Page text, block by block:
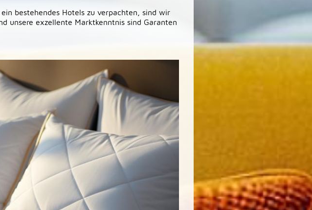
bestehendes Hotels zu verpachten, sind wir
unsere exzellente Marktkenntnis sind Garanten